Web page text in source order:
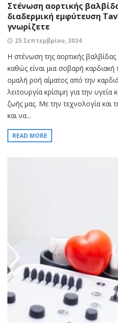
Στένωση αορτικής
διαδερμική εμφύτευση
γνωρίζετε
25 Σεπτεμβρίου, 2024
Η στένωση της αορτικής βαλβίδας
καθώς είναι μια σοβαρή
ομαλή ροή αίματος από την
λειτουργία κρίσιμη για την υγεία
ζωής μας. Με την τεχνολογία και
και να...
READ MORE